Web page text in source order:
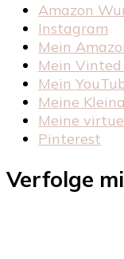
Amazon
Instagram
Mein
Mein
Mein
Meine
Meine
Pinterest
Verfolge